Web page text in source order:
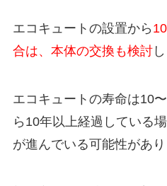
エコキュートの設置から
合は、本体の交換も検討し
エコキュートの寿命は10
ら10年以上経過している
が進んでいる可能性があり